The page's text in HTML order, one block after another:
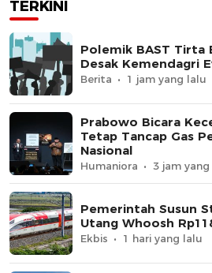
TERKINI
Polemik BAST Tirta
Desak Kemendagri
Berita 1 jam yang lalu
Prabowo Bicara
Tetap Tancap Gas
Nasional
Humaniora 3 jam
Pemerintah Susun
Utang Whoosh
Ekbis 1 hari yang lalu